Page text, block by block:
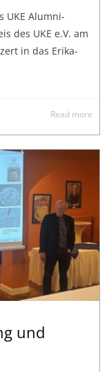
UKE Alumni-
des UKE e.V. am
in das Erika-
Read more
und